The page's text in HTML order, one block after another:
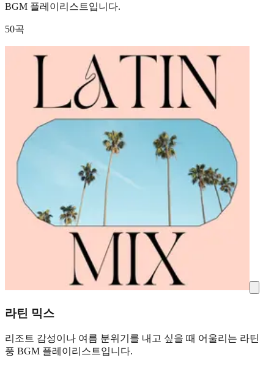
BGM 플레이리스트입니다.
50곡
라틴 믹스
리조트 감성이나 여름 분위기를 내고 싶을 때 어울리는 라틴
풍 BGM 플레이리스트입니다.